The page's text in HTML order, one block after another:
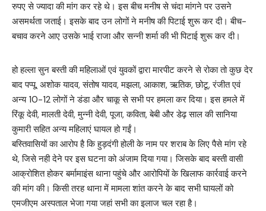
रुपए से ज्यादा की मांग कर रहे थे। इस बीच मनीष से चंदा मांगने पर उसने
असमर्थता जताई। इसके बाद उन लोगों ने मनीष की पिटाई शुरू कर दी। बीच-
बचाव करने आए उसके भाई राजा और सन्नी शर्मा की भी पिटाई शुरू कर दी।
हो हल्ला सुन बस्ती की महिलाओं एवं युवकों द्वारा मारपीट करने से रोका तो कुछ देर
बाद पप्पू, अशोक यादव, संतोष यादव, मझला, आकाश, ऋतिक, छोटू, रंजीत एवं
अन्य 10-12 लोगों ने डंडा और चाकू से सभी पर हमला कर दिया। इस हमले में
रिंकू देवी, मालती देवी, मुन्नी देवी, पूजा, कविता, बेबी और डेढ़ साल की सानिया
कुमारी सहित अन्य महिलाएं घायल हो गईं।
बस्तिवासियों का आरोप है कि हुड़दंगी होली के नाम पर शराब के लिए पैसे मांग रहे
थे, जिसे नही देने पर इस घटना को अंजाम दिया गया। जिसके बाद बस्ती वासी
आक्रोशित होकर बर्मामाइंस थाना पहुंचे और आरोपियों के खिलाफ कार्रवाई करने
की मांग की। किसी तरह थाना में मामला शांत करने के बाद सभी घायलों को
एमजीएम अस्पताल भेजा गया जहां सभी का इलाज चल रहा है।